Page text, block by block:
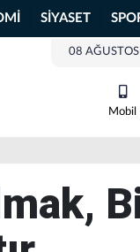
SİYASET
08
Mobil